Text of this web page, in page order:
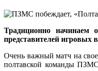
Традиционно начинаем
представителей
Очень важный матч на
полтавской команды